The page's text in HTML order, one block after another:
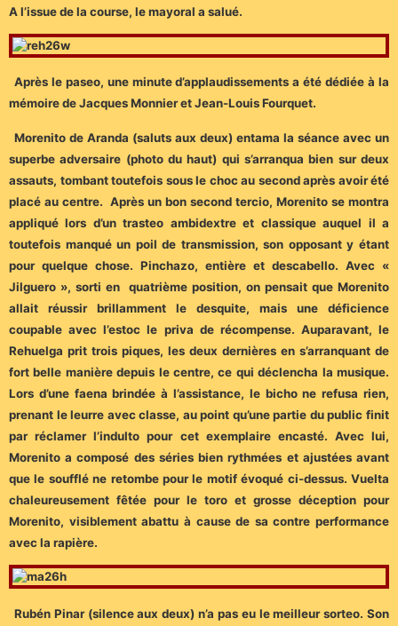
A l’issue de la course, le mayoral a salué.
Après le paseo, une minute d’applaudissements a été dédiée à la
mémoire de Jacques Monnier et Jean-Louis Fourquet.
Morenito de Aranda (saluts aux deux) entama la séance avec un
superbe adversaire (photo du haut) qui s’arranqua bien sur deux
assauts, tombant toutefois sous le choc au second après avoir été
placé au centre. Après un bon second tercio, Morenito se montra
appliqué lors d’un trasteo ambidextre et classique auquel il a
toutefois manqué un poil de transmission, son opposant y étant
pour quelque chose. Pinchazo, entière et descabello. Avec «
Jilguero », sorti en quatrième position, on pensait que Morenito
allait réussir brillamment le desquite, mais une déficience
coupable avec l’estoc le priva de récompense. Auparavant, le
Rehuelga prit trois piques, les deux dernières en s’arranquant de
fort belle manière depuis le centre, ce qui déclencha la musique.
Lors d’une faena brindée à l’assistance, le bicho ne refusa rien,
prenant le leurre avec classe, au point qu’une partie du public finit
par réclamer l’indulto pour cet exemplaire encasté. Avec lui,
Morenito a composé des séries bien rythmées et ajustées avant
que le soufflé ne retombe pour le motif évoqué ci-dessus. Vuelta
chaleureusement fêtée pour le toro et grosse déception pour
Morenito, visiblement abattu à cause de sa contre performance
avec la rapière.
Rubén Pinar (silence aux deux) n’a pas eu le meilleur sorteo. Son